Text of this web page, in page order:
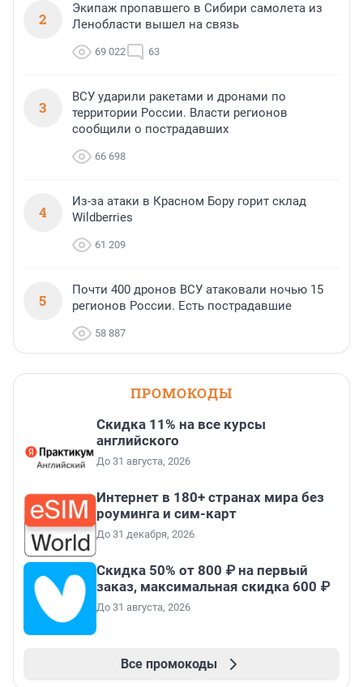
2
Экипаж пропавшего в Сибири самолета из
Ленобласти вышел на связь
69 022 63
3
ВСУ ударили ракетами и дронами по
территории России. Власти регионов
сообщили о пострадавших
66 698
4
Из-за атаки в Красном Бору горит склад
Wildberries
61 209
5
Почти 400 дронов ВСУ атаковали ночью 15
регионов России. Есть пострадавшие
58 887
ПРОМОКОДЫ
Скидка 11% на все курсы
английского
До 31 августа, 2026
Интернет в 180+ странах мира без
роуминга и сим-карт
До 31 декабря, 2026
Скидка 50% от 800 ₽ на первый
заказ, максимальная скидка 600 ₽
До 31 августа, 2026
Все промокоды